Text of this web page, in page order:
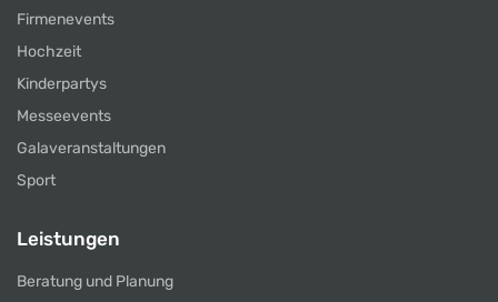
Firmenevents
Hochzeit
Kinderpartys
Messeevents
Galaveranstaltungen
Sport
Leistungen
Beratung und Planung